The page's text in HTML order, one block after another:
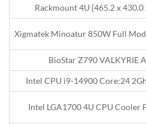
Rackmount 4U {465.2 x 430.0
Xigmatek Minoatur 850W Full
BioStar Z790 VALKYRIE
Intel CPU i9-14900 Core:24
Intel LGA1700 4U CPU Cooler